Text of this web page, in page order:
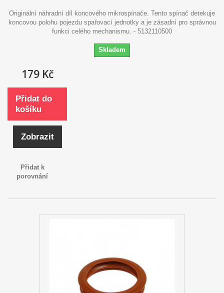
Originální náhradní díl koncového mikrospínače. Tento spínač detekuje
koncovou polohu pojezdu spařovací jednotky a je zásadní pro správnou
funkci celého mechanismu. - 5132110500
Skladem
179 Kč
Přidat do
košíku
Zobrazit
Přidat k
porovnání